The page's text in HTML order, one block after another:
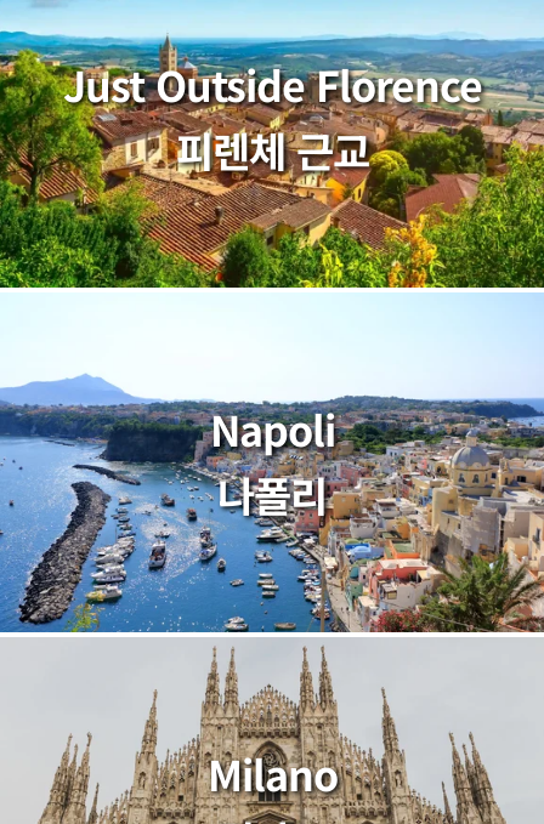
Just Outside Florence
피렌체 근교
Napoli
나폴리
Milano